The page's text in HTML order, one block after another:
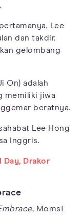
Lee
dan takdir.
gelombang
On) adalah
memiliki jiwa
beratnya.
Lee Hong
Inggris.
Day, Drakor
, Moms!